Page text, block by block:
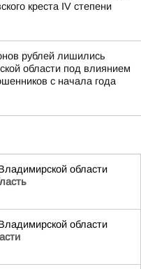
креста IV степени
рублей лишились
области под влиянием
с начала года
области
области